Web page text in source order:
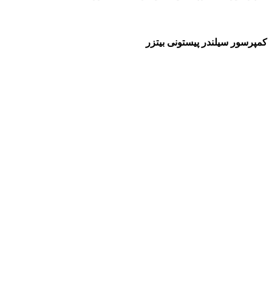
کمپرسور سیلندر پیستونی بیتزر